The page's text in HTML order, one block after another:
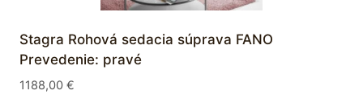
Stagra Rohová sedacia súprava FANO
Prevedenie: pravé
1188,00 €